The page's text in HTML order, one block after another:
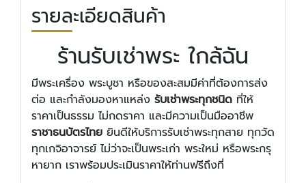
รายละเอียดสินค้า
ร้านรับเช่าพระ ใกล้ฉัน
มีพระเครื่อง พระบูชา หรือของสะสมมีค่าที่ต้องการส่ง
ต่อ และกำลังมองหาแหล่ง รับเช่าพระทุกชนิด ที่ให้
ราคาเป็นธรรม ไม่กดราคา และมีความเป็นมืออาชีพ
ราชาธนบัตรไทย ยินดีให้บริการรับเช่าพระทุกสาย ทุกวัด
ทุกเกจิอาจารย์ ไม่ว่าจะเป็นพระเก่า พระใหม่ หรือพระกรุ
หายาก เราพร้อมประเมินราคาให้ท่านฟรีถึงที่